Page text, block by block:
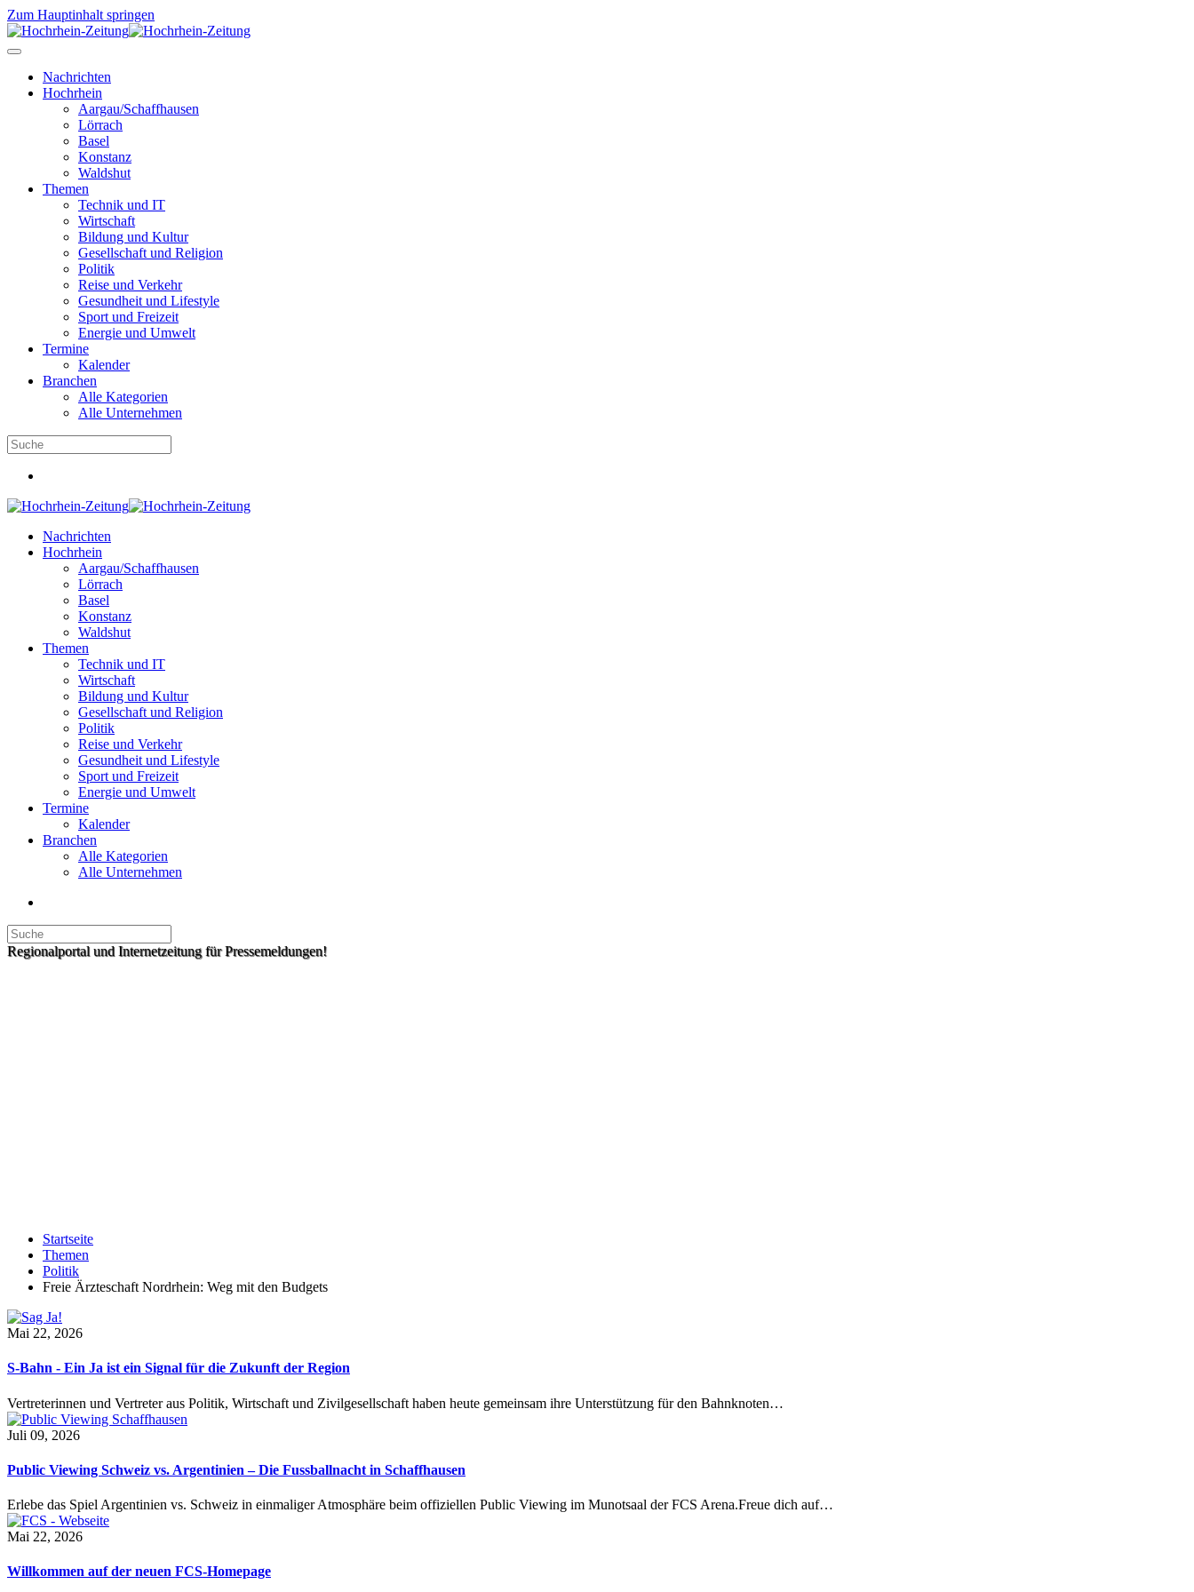
Zum Hauptinhalt springen
Nachrichten
Hochrhein
Aargau/Schaffhausen
Lörrach
Basel
Konstanz
Waldshut
Themen
Technik und IT
Wirtschaft
Bildung und Kultur
Gesellschaft und Religion
Politik
Reise und Verkehr
Gesundheit und Lifestyle
Sport und Freizeit
Energie und Umwelt
Termine
Kalender
Branchen
Alle Kategorien
Alle Unternehmen
Nachrichten
Hochrhein
Aargau/Schaffhausen
Lörrach
Basel
Konstanz
Waldshut
Themen
Technik und IT
Wirtschaft
Bildung und Kultur
Gesellschaft und Religion
Politik
Reise und Verkehr
Gesundheit und Lifestyle
Sport und Freizeit
Energie und Umwelt
Termine
Kalender
Branchen
Alle Kategorien
Alle Unternehmen
Regionalportal und Internetzeitung für Pressemeldungen!
Startseite
Themen
Politik
Freie Ärzteschaft Nordrhein: Weg mit den Budgets
Mai 22, 2026
S-Bahn - Ein Ja ist ein Signal für die Zukunft der Region
Vertreterinnen und Vertreter aus Politik, Wirtschaft und Zivilgesellschaft haben heute gemeinsam ihre Unterstützung für den Bahnknoten…
Juli 09, 2026
Public Viewing Schweiz vs. Argentinien – Die Fussballnacht in Schaffhausen
Erlebe das Spiel Argentinien vs. Schweiz in einmaliger Atmosphäre beim offiziellen Public Viewing im Munotsaal der FCS Arena.Freue dich auf…
Mai 22, 2026
Willkommen auf der neuen FCS-Homepage